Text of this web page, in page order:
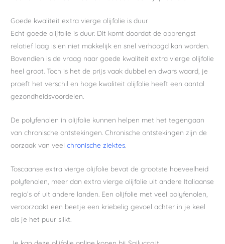
Goede kwaliteit extra vierge olijfolie is duur
Echt goede olijfolie is duur. Dit komt doordat de opbrengst
relatief laag is en niet makkelijk en snel verhoogd kan worden.
Bovendien is de vraag naar goede kwaliteit extra vierge olijfolie
heel groot. Toch is het de prijs vaak dubbel en dwars waard, je
proeft het verschil en hoge kwaliteit olijfolie heeft een aantal
gezondheidsvoordelen.
De polyfenolen in olijfolie kunnen helpen met het tegengaan
van chronische ontstekingen. Chronische ontstekingen zijn de
oorzaak van veelchronische ziektes.
Toscaanse extra vierge olijfolie bevat de grootste hoeveelheid
polyfenolen, meer dan extra vierge olijfolie uit andere Italiaanse
regio’s of uit andere landen. Een olijfolie met veel polyfenolen,
veroorzaakt een beetje een kriebelig gevoel achter in je keel
als je het puur slikt.